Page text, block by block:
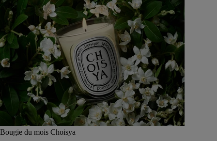
Bougie du mois Choisya